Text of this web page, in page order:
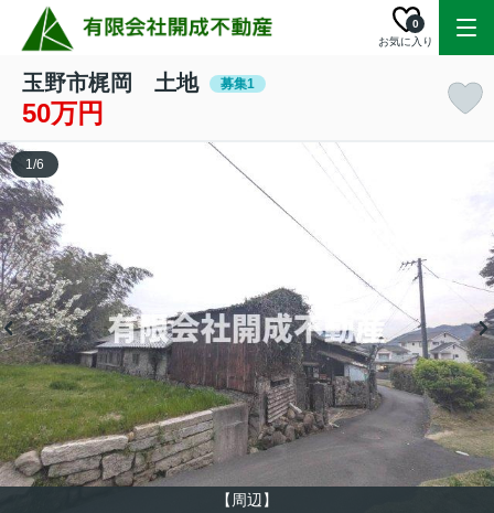
お気に入り
0
玉野市梶岡 土地 募集1
50万円
【周辺】
1/6